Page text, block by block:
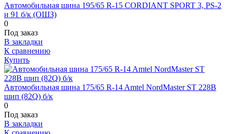
Автомобильная шина 195/65 R-15 CORDIANT SPORT 3, PS-2
и 91 б/к (ОШЗ)
0
Под заказ
В закладки
К сравнению
Купить
Автомобильная шина 175/65 R-14 Amtel NordMaster ST 228B
шип (82Q) б/к
0
Под заказ
В закладки